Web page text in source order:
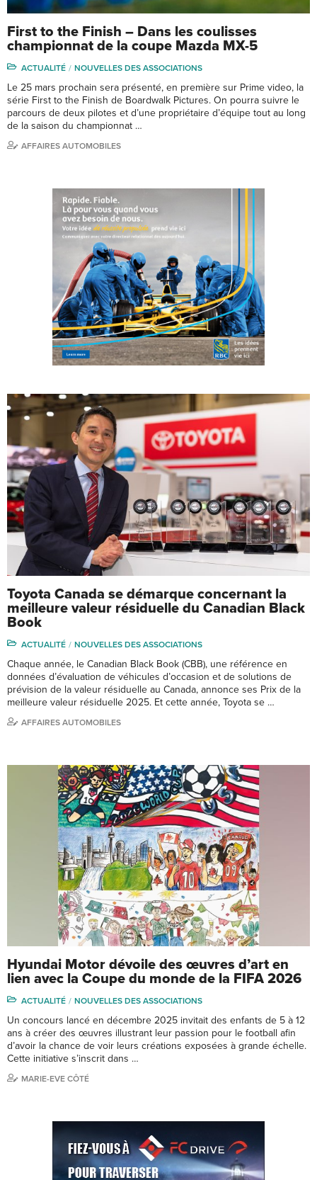
First to the Finish – Dans les coulisses
championnat de la coupe Mazda MX-5
ACTUALITÉ NOUVELLES DES ASSOCIATIONS
Le 25 mars prochain sera présenté, en première sur Prime video, la
série First to the Finish de Boardwalk Pictures. On pourra suivre le
parcours de deux pilotes et d’une propriétaire d’équipe tout au long
de la saison du championnat …
AFFAIRES AUTOMOBILES
Toyota Canada se démarque concernant la
meilleure valeur résiduelle du Canadian Black
Book
ACTUALITÉ NOUVELLES DES ASSOCIATIONS
Chaque année, le Canadian Black Book (CBB), une référence en
données d’évaluation de véhicules d’occasion et de solutions de
prévision de la valeur résiduelle au Canada, annonce ses Prix de la
meilleure valeur résiduelle 2025. Et cette année, Toyota se …
AFFAIRES AUTOMOBILES
Hyundai Motor dévoile des œuvres d’art en
lien avec la Coupe du monde de la FIFA 2026
ACTUALITÉ NOUVELLES DES ASSOCIATIONS
Un concours lancé en décembre 2025 invitait des enfants de 5 à 12
ans à créer des œuvres illustrant leur passion pour le football afin
d’avoir la chance de voir leurs créations exposées à grande échelle.
Cette initiative s’inscrit dans …
MARIE-EVE CÔTÉ